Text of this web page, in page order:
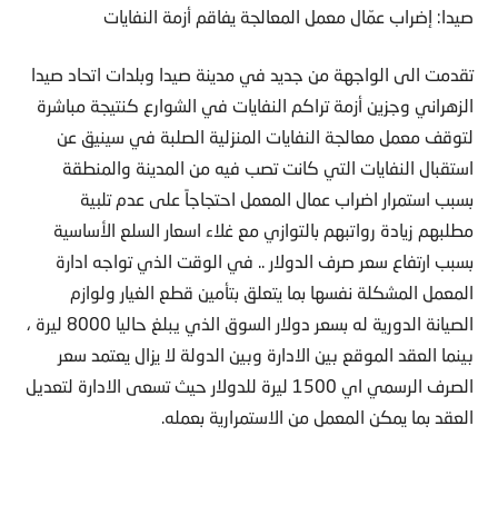
صيدا: إضراب عمّال معمل المعالجة يفاقم أزمة النفايات
تقدمت الى الواجهة من جديد في مدينة صيدا وبلدات اتحاد صيدا
الزهراني وجزين أزمة تراكم النفايات في الشوارع كنتيجة مباشرة
لتوقف معمل معالجة النفايات المنزلية الصلبة في سينيق عن
استقبال النفايات التي كانت تصب فيه من المدينة والمنطقة
بسبب استمرار اضراب عمال المعمل احتجاجاً على عدم تلبية
مطلبهم زيادة رواتبهم بالتوازي مع غلاء اسعار السلع الأساسية
بسبب ارتفاع سعر صرف الدولار .. في الوقت الذي تواجه ادارة
المعمل المشكلة نفسها بما يتعلق بتأمين قطع الغيار ولوازم
الصيانة الدورية له بسعر دولار السوق الذي يبلغ حاليا 8000 ليرة ،
بينما العقد الموقع بين الادارة وبين الدولة لا يزال يعتمد سعر
الصرف الرسمي اي 1500 ليرة للدولار حيث تسعى الادارة لتعديل
العقد بما يمكن المعمل من الاستمرارية بعمله.